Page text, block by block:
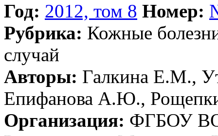
Год: 2012, том 8 Номер:
Рубрика: Кожные
случай
Авторы: Галкина Е.М.,
Епифанова А.Ю.,
Организация: ФГБОУ